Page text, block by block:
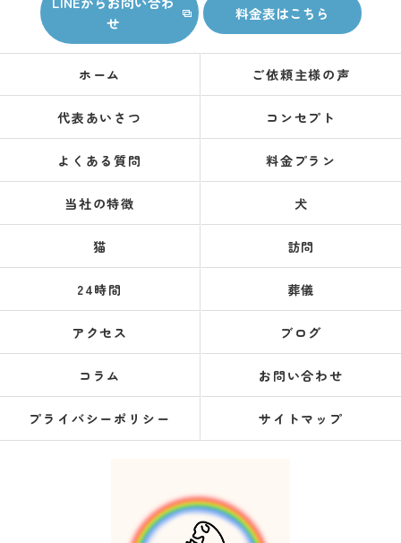
せ
料金表はこちら
ホーム ご依頼主様の声
代表あいさつ コンセプト
よくある質問 料金プラン
当社の特徴 犬
猫 訪問
24時間 葬儀
アクセス ブログ
コラム お問い合わせ
プライバシーポリシー サイトマップ